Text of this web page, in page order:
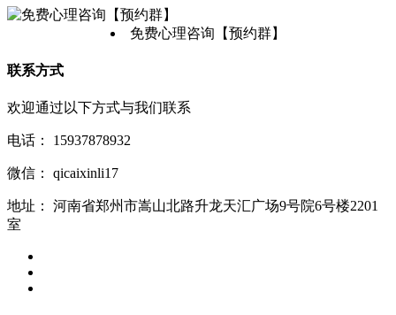
免费心理咨询【预约群】
联系方式
欢迎通过以下方式与我们联系
电话： 15937878932
微信： qicaixinli17
地址：
河南省郑州市嵩山北路升龙天汇广场9号院6号楼2201
室